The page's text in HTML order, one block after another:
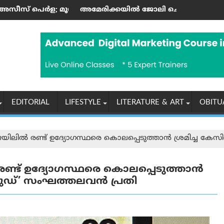
കലാസപര്യയ്ക്ക് ഗൾഫ് മണ്ണിലും അംഗീകാരം
ജോലി ചെയ്യുന്ന ഇന്ത്യക്കാർക്ക് എച്ച്-1ബി വിസ
EDITORIAL LIFESTYLE LITERATURE & ART
ജയിലിൽ രണ്ട് ഉദ്യോഗസ്ഥരെ കൊലപ്പെടുത്താൻ ശ്രമിച്ച
രണ്ട് ഉദ്യോഗസ്ഥരെ കൊലപ്പെടുത്താൻ
സംഘത്തലവൻ പ്രതി